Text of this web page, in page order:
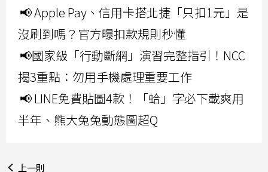
📢 Apple Pay、信用卡搭北捷「只扣1元」是
沒刷到嗎？官方曝扣款規則秒懂
📢國家級「行動斷網」演習完整指引！NCC
揭3重點：勿用手機處理重要工作
📢 LINE免費貼圖4款！「蛤」字必下載爽用
半年、熊大兔兔動態圖超Q
上一則